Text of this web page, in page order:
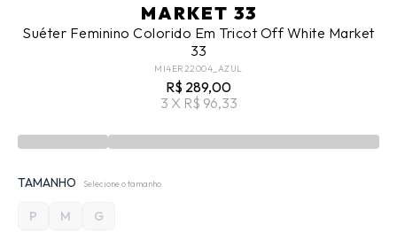
MARKET 33
Suéter Feminino Colorido Em Tricot Off White Market
33
MI4ER22004_AZUL
R$ 289,00
3 X R$ 96,33
TAMANHO Selecione o tamanho
P M G